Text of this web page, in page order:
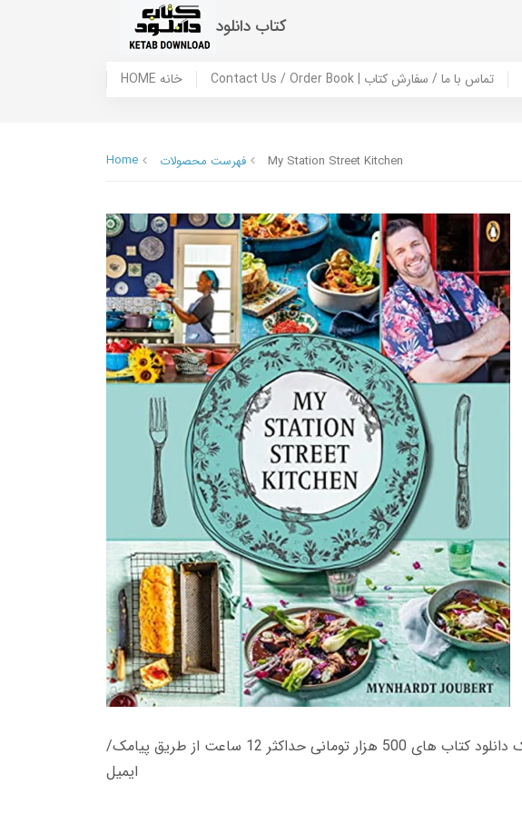
کتاب دانلود
HOME خانه Contact Us / Order Book | تماس با ما / سفارش کتاب
Home فهرست محصولات My Station Street Kitchen
زمان تحویل کتاب های 600 هزار تومانی دانلود فوری از حساب کاربری می باشد، و زمان تحویل لینک دانلود کتاب های 500 هزار تومانی حداکثر 12 ساعت از طریق پیامک/
ایمیل